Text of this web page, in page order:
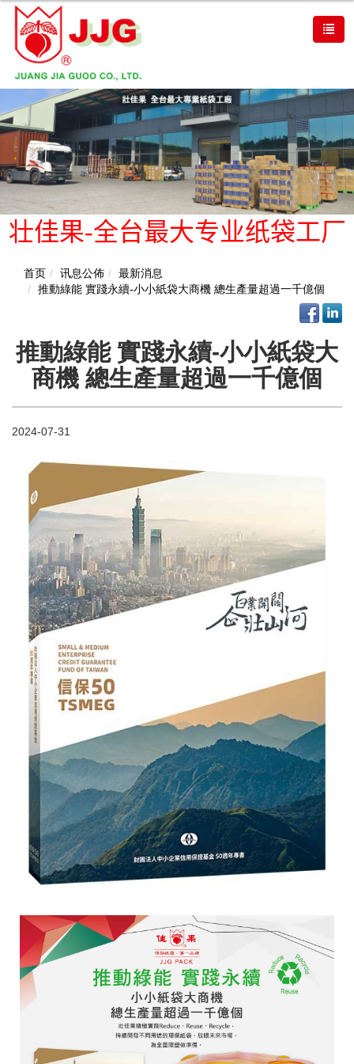
壮佳果-全台最大专业纸袋工厂
首页 讯息公佈
最新消息
推動綠能 實踐永續-小小紙袋大商機 總生產量超過一千億個
推動綠能 實踐永續-小小紙袋大
商機 總生產量超過一千億個
2024-07-31